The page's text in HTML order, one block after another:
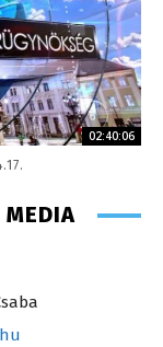
02:40:06
MEDIA